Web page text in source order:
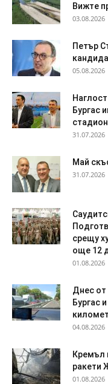
Вижте
03.08.2026
Петър
05.08.2026
Бургас
31.07.2026
Май
31.07.2026
срещу
още 12
01.08.2026
Днес от
Бургас
04.08.2026
Кремъл
ракети
01.08.2026